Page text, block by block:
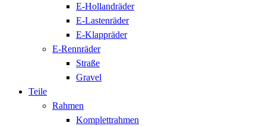
E-Hollandräder
E-Lastenräder
E-Klappräder
E-Rennräder
Straße
Gravel
Teile
Rahmen
Komplettrahmen